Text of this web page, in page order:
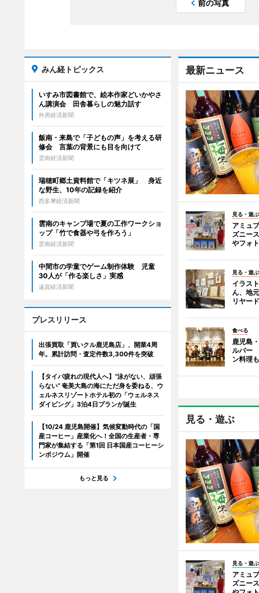
前の写真
最新ニュース
見る・遊ぶ
アミュ
ズニー
やフォ
見る・遊ぶ
イラス
ん、地
リヤー
食べる
鹿児島
ルバー
ン料理も
見る・遊ぶ
見る・遊ぶ
アミュ
ズニー
みん経トピックス
いすみ市図書館で、絵本作家どいかやさ
ん講演会 田舎暮らしの魅力話す
外房経済新聞
飯南・来島で「子どもの声」を考える研
修会 言葉の背景にも目を向けて
雲南経済新聞
瑞穂町郷土資料館で「キツネ展」 身近
な野生、10年の記録を紹介
西多摩経済新聞
雲南のキャンプ場で夏の工作ワークショ
ップ「竹で食器や弓を作ろう」
雲南経済新聞
中間市の学童でゲーム制作体験 児童
30人が「作る楽しさ」実感
遠賀経済新聞
プレスリリース
出張買取「買いクル鹿児島店」、開業4周
年。累計訪問・査定件数3,300件を突破
【タイパ疲れの現代人へ】“泳がない、頑張
らない” 奄美大島の海にただ身を委ねる、ウ
ェルネスリゾートホテル初の「ウェルネス
ダイビング」3泊4日プランが誕生
【10/24 鹿児島開催】気候変動時代の「国
産コーヒー」産業化へ！全国の生産者・専
門家が集結する「第1回 日本国産コーヒーシ
ンポジウム」開催
もっと見る